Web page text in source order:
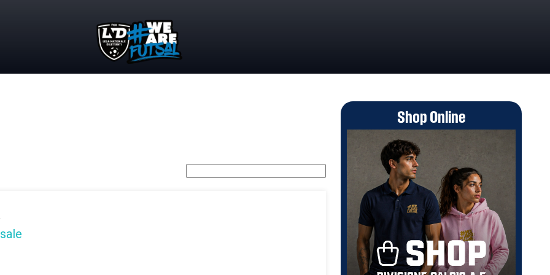
Shop Online